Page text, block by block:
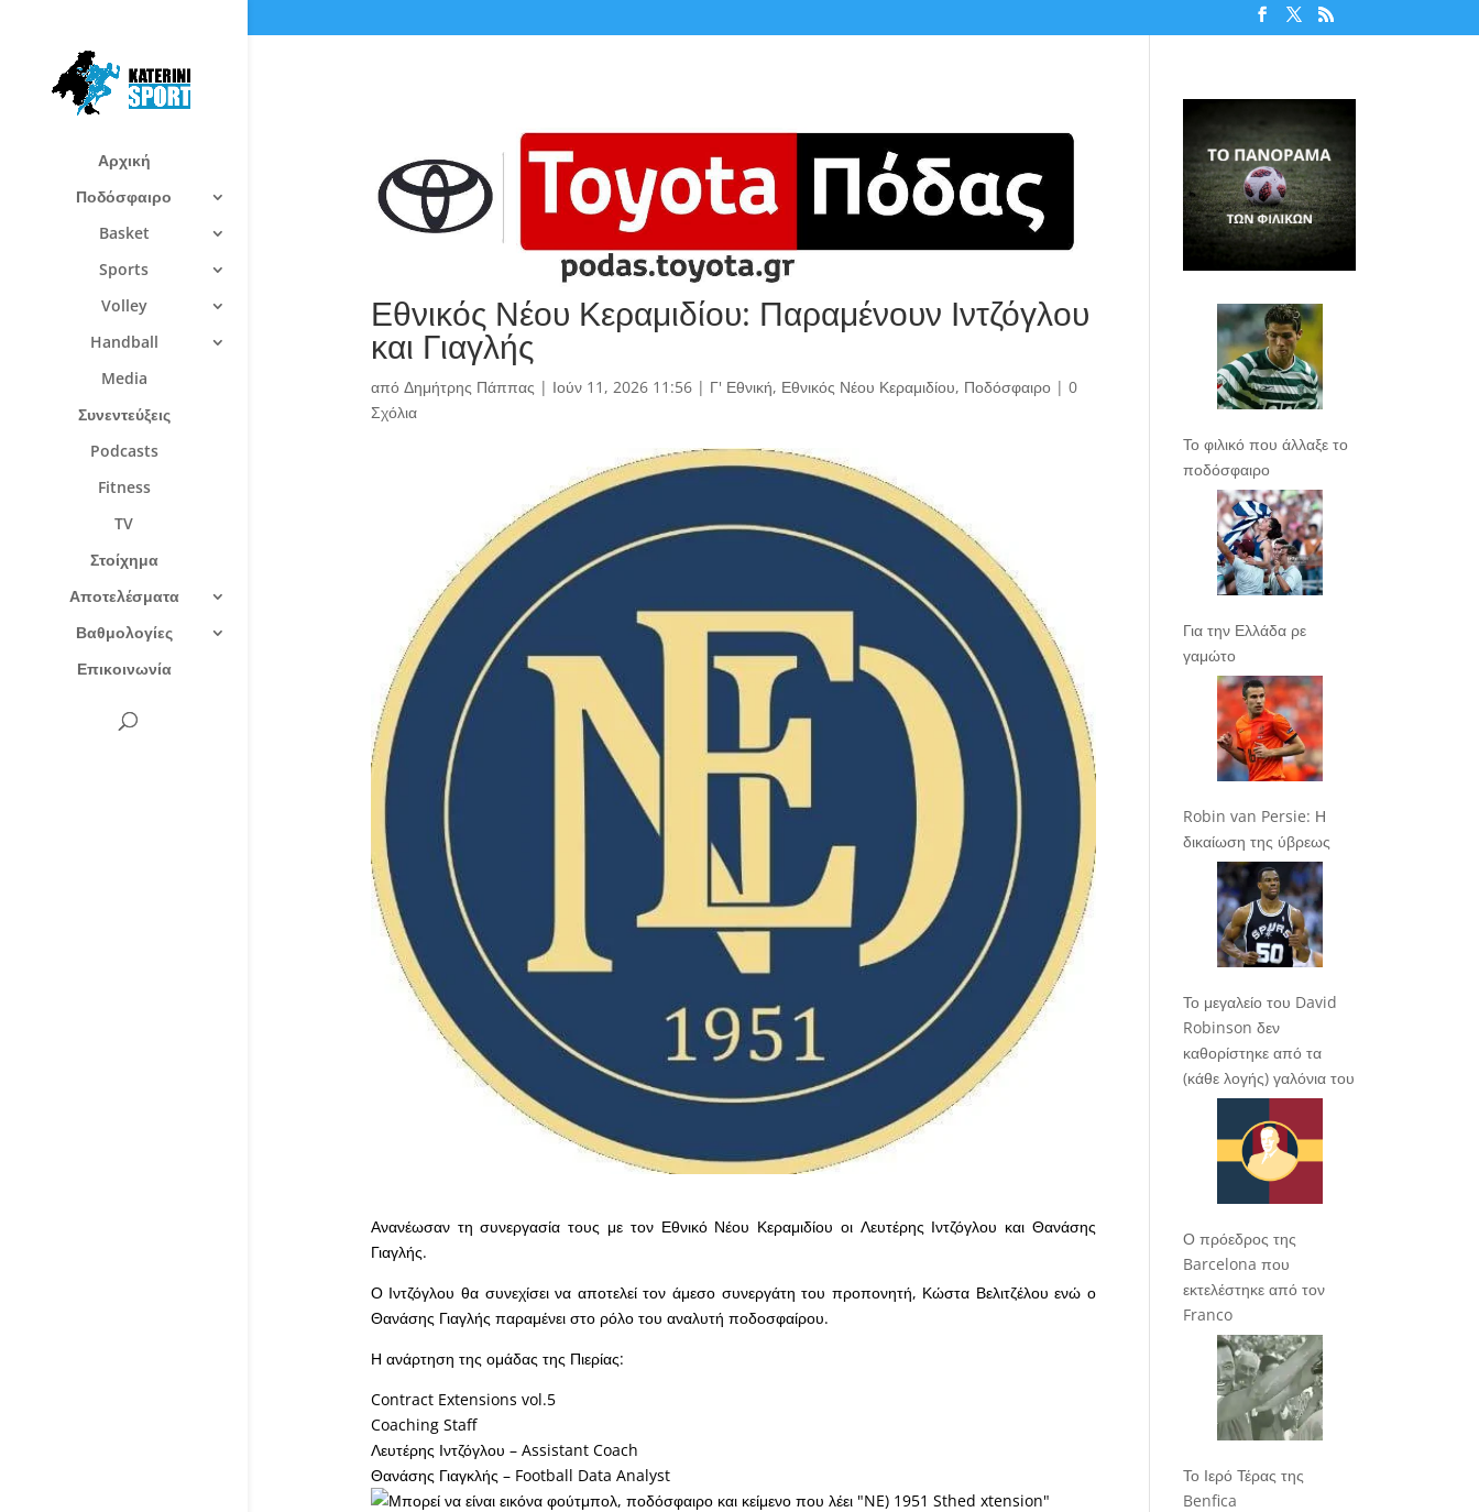
Αρχική
Ποδόσφαιρο
Basket
Sports
Volley
Handball
Media
Συνεντεύξεις
Podcasts
Fitness
TV
Στοίχημα
Αποτελέσματα
Βαθμολογίες
Επικοινωνία
Εθνικός Νέου Κεραμιδίου: Παραμένουν Ιντζόγλου
και Γιαγλής
από Δημήτρης Πάππας | Ιούν 11, 2026 11:56| Γ' Εθνική, Εθνικός Νέου Κεραμιδίου, Ποδόσφαιρο| 0
Σχόλια
Ανανέωσαν τη συνεργασία τους με τον Εθνικό Νέου Κεραμιδίου οι Λευτέρης Ιντζόγλου και Θανάσης
Γιαγλής.
Ο Ιντζόγλου θα συνεχίσει να αποτελεί τον άμεσο συνεργάτη του προπονητή, Κώστα Βελιτζέλου ενώ ο
Θανάσης Γιαγλής παραμένει στο ρόλο του αναλυτή ποδοσφαίρου.
Η ανάρτηση της ομάδας της Πιερίας:
Contract Extensions vol.5
Coaching Staff
Λευτέρης Ιντζόγλου – Assistant Coach
Θανάσης Γιαγκλής – Football Data Analyst
Το φιλικό που άλλαξε το
ποδόσφαιρο
Για την Ελλάδα ρε
γαμώτο
Robin van Persie: Η
δικαίωση της ύβρεως
Το μεγαλείο του David
Robinson δεν
καθορίστηκε από τα
(κάθε λογής) γαλόνια του
Ο πρόεδρος της
Barcelona που
εκτελέστηκε από τον
Franco
Το Ιερό Τέρας της
Benfica